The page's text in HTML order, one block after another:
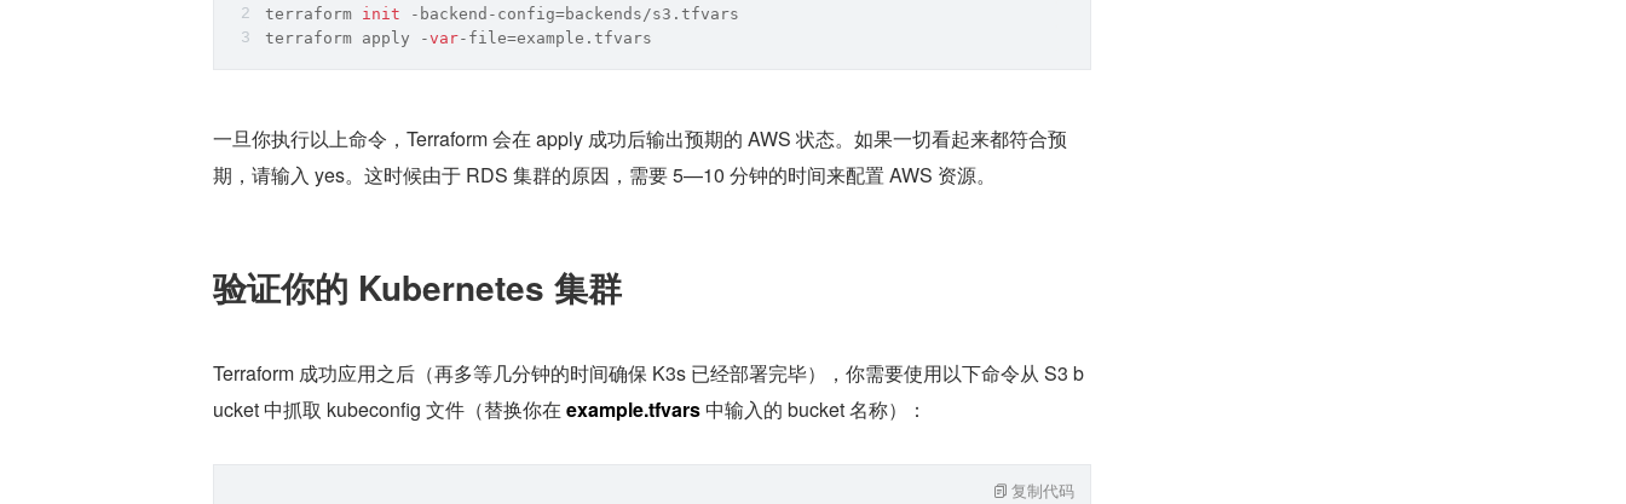
terraform init -backend-config=backends/s3.tfvars
terraform apply -var-file=example.tfvars
一旦你执行以上命令，Terraform 会在 apply 成功后输出预期的 AWS 状态。如果一切看起来都符合预
期，请输入 yes。这时候由于 RDS 集群的原因，需要 5—10 分钟的时间来配置 AWS 资源。
验证你的 Kubernetes 集群
Terraform 成功应用之后（再多等几分钟的时间确保 K3s 已经部署完毕），你需要使用以下命令从 S3 b
ucket 中抓取 kubeconfig 文件（替换你在 example.tfvars 中输入的 bucket 名称）：
复制代码